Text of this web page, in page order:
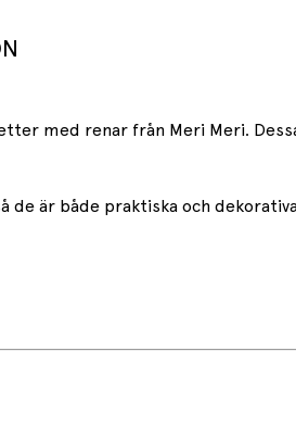
med renar från Meri Meri.
de är både praktiska och